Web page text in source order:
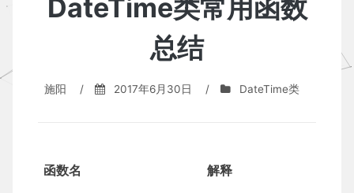
DateTime类常用函数
总结
施阳 / 2017年6月30日 / DateTime类
函数名
解释